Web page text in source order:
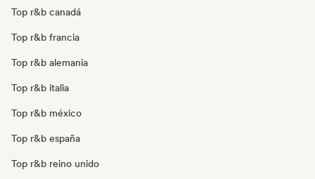
Top r&b canadá
Top r&b francia
Top r&b alemania
Top r&b italia
Top r&b méxico
Top r&b españa
Top r&b reino unido